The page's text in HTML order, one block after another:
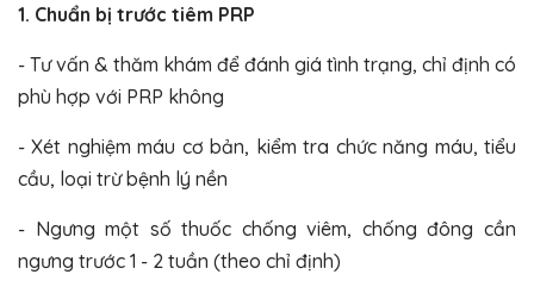
1. Chuẩn bị trước tiêm PRP
- Tư vấn & thăm khám để đánh giá tình trạng, chỉ định có
phù hợp với PRP không
- Xét nghiệm máu cơ bản, kiểm tra chức năng máu, tiểu
cầu, loại trừ bệnh lý nền
- Ngưng một số thuốc chống viêm, chống đông cần
ngưng trước 1 - 2 tuần (theo chỉ định)